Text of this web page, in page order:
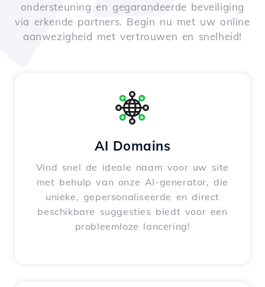
ondersteuning en gegarandeerde beveiliging
via erkende partners. Begin nu met uw online
aanwezigheid met vertrouwen en snelheid!
AI Domains
Vind snel de ideale naam voor uw site
met behulp van onze AI-generator, die
unieke, gepersonaliseerde en direct
beschikbare suggesties biedt voor een
probleemloze lancering!